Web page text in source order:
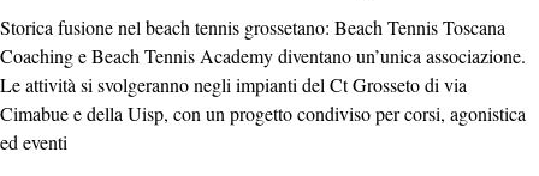
Storica fusione nel beach tennis grossetano: Beach Tennis Toscana
Coaching e Beach Tennis Academy diventano un’unica associazione.
Le attività si svolgeranno negli impianti del Ct Grosseto di via
Cimabue e della Uisp, con un progetto condiviso per corsi, agonistica
ed eventi